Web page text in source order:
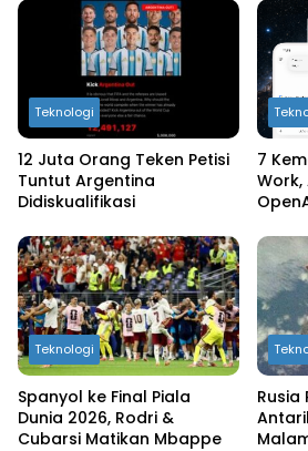
Teknologi
12 Juta Orang Teken Petisi
Tuntut Argentina
Didiskualifikasi
7
Work,
Teknologi
Spanyol ke Final Piala
Dunia 2026, Rodri &
Cubarsi Matikan Mbappe
Rusia